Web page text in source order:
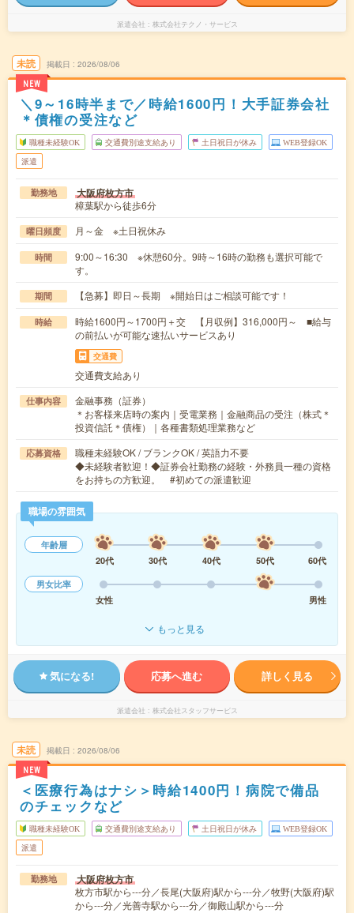
派遣会社 株式会社テクノ・サービス
未読
NEW
掲載日 2026/08/06
＼9～16時半まで／時給1600円！大手証券会社
＊債権の受注など
職種未経験OK 交通費別途支給あり 土日祝日が休み WEB登録OK
派遣
勤務地 大阪府枚方市
樟葉駅から徒歩6分
曜日頻度 月～金 ※土日祝休み
時間
9:00～16:30 ※休憩60分。9時～16時の勤務も選択可能で
す。
期間 【急募】即日～長期 ※開始日はご相談可能です！
時給
時給1600円～1700円＋交 【月収例】316,000円～ ■給与
の前払いが可能な速払いサービスあり
交通費
交通費支給あり
仕事内容
金融事務（証券）
＊お客様来店時の案内｜受電業務｜金融商品の受注（株式＊
投資信託＊債権）｜各種書類処理業務など
応募資格
職種未経験OK / ブランクOK / 英語力不要
◆未経験者歓迎！◆証券会社勤務の経験・外務員一種の資格
をお持ちの方歓迎。 #初めての派遣歓迎
職場の雰囲気
年齢層
20代
30代 40代 50代
60代
男女比率
女性
男性
もっと見る
気になる! 応募へ進む 詳しく見る
派遣会社 株式会社スタッフサービス
未読
NEW
掲載日 2026/08/06
＜医療行為はナシ＞時給1400円！病院で備品
のチェックなど
職種未経験OK 交通費別途支給あり 土日祝日が休み WEB登録OK
派遣
勤務地 大阪府枚方市
枚方市駅から---分／長尾(大阪府)駅から---分／牧野(大阪府)駅
から---分／光善寺駅から---分／御殿山駅から---分